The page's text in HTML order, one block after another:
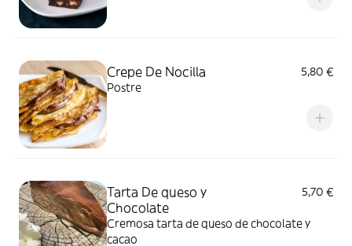
Crepe De Nocilla
5,80 €
Postre
Tarta De queso y
Chocolate
5,70 €
Cremosa tarta de queso de chocolate y
cacao